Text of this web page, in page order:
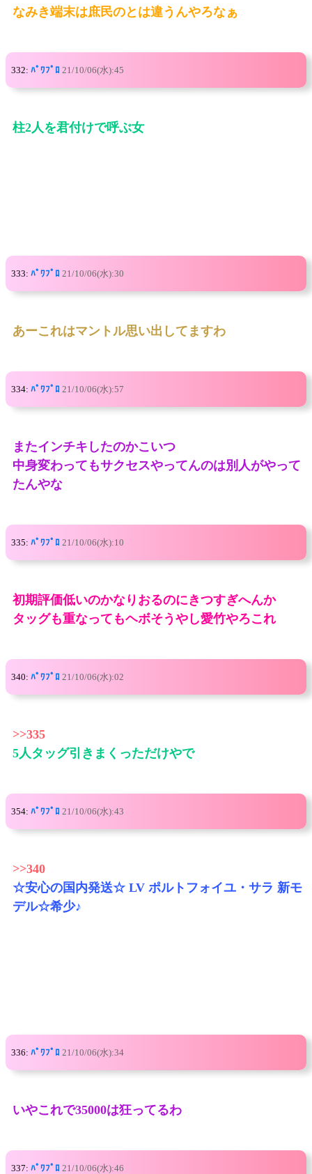
なみき端末は庶民のとは違うんやろなぁ
332: ﾊﾟﾜﾌﾟﾛ 21/10/06(水):45
柱2人を君付けで呼ぶ女
333: ﾊﾟﾜﾌﾟﾛ 21/10/06(水):30
あーこれはマントル思い出してますわ
334: ﾊﾟﾜﾌﾟﾛ 21/10/06(水):57
またインチキしたのかこいつ
中身変わってもサクセスやってんのは別人がやって
たんやな
335: ﾊﾟﾜﾌﾟﾛ 21/10/06(水):10
初期評価低いのかなりおるのにきつすぎへんか
タッグも重なってもヘボそうやし愛竹やろこれ
340: ﾊﾟﾜﾌﾟﾛ 21/10/06(水):02
>>335
5人タッグ引きまくっただけやで
354: ﾊﾟﾜﾌﾟﾛ 21/10/06(水):43
>>340
☆安心の国内発送☆ LV ポルトフォイユ・サラ 新モ
デル☆希少♪
336: ﾊﾟﾜﾌﾟﾛ 21/10/06(水):34
いやこれで35000は狂ってるわ
337: ﾊﾟﾜﾌﾟﾛ 21/10/06(水):46